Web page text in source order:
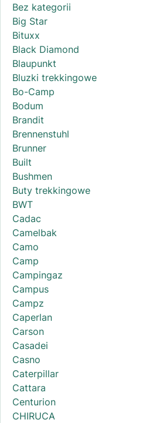
Bez kategorii
Big Star
Bituxx
Black Diamond
Blaupunkt
Bluzki trekkingowe
Bo-Camp
Bodum
Brandit
Brennenstuhl
Brunner
Built
Bushmen
Buty trekkingowe
BWT
Cadac
Camelbak
Camo
Camp
Campingaz
Campus
Campz
Caperlan
Carson
Casadei
Casno
Caterpillar
Cattara
Centurion
CHIRUCA